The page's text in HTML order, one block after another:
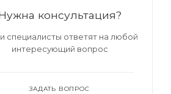
консультация?
специалисты ответят на любой
интересующий вопрос
ЗАДАТЬ ВОПРОС